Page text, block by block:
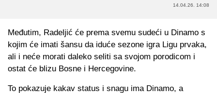
14.04.26. 14:08
Međutim, Radeljić će prema svemu sudeći u Dinamo s
kojim će imati šansu da iduće sezone igra Ligu prvaka,
ali i neće morati daleko seliti sa svojom porodicom i
ostat će blizu Bosne i Hercegovine.
To pokazuje kakav status i snagu ima Dinamo, a